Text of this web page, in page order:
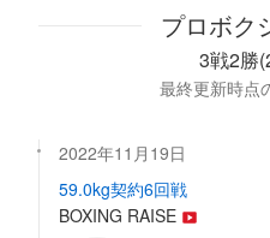
プロボク
3戦2勝
最終更新時点
2022年11月19日
59.0kg契約6回戦
BOXING RAISE